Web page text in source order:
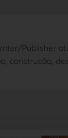
Publisher
construção,